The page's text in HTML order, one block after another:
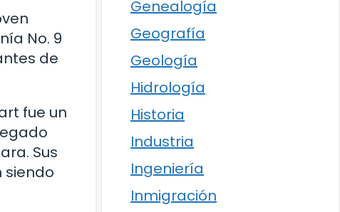
No. 9
de
fue un
Sus
siendo
Genealogía
Geografía
Geología
Hidrología
Historia
Industria
Ingeniería
Inmigración